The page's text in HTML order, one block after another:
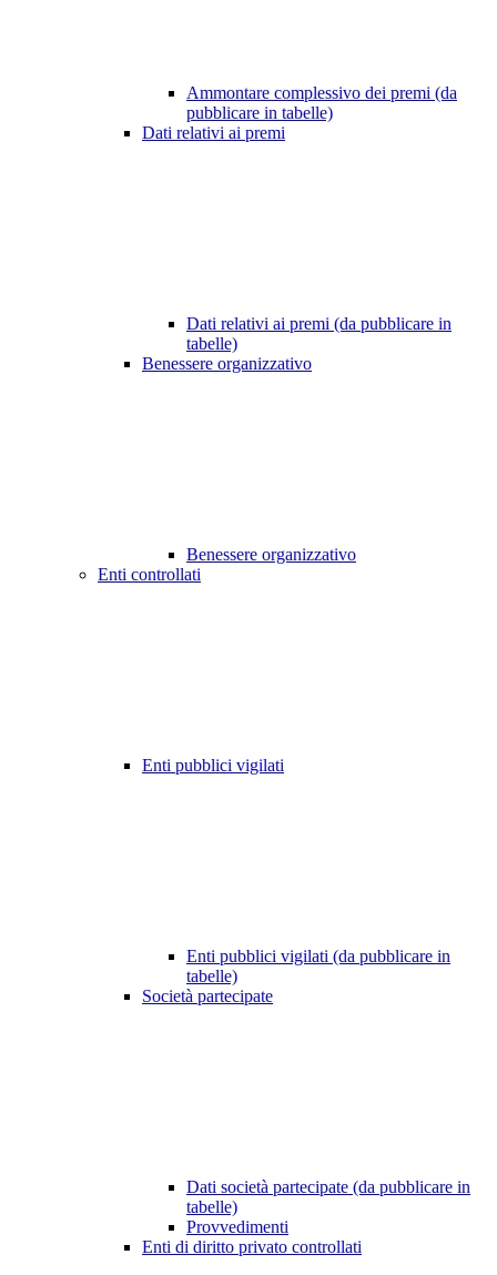
Ammontare complessivo dei premi (da
pubblicare in tabelle)
Dati relativi ai premi
Dati relativi ai premi (da pubblicare in
tabelle)
Benessere organizzativo
Benessere organizzativo
Enti controllati
Enti pubblici vigilati
Enti pubblici vigilati (da pubblicare in
tabelle)
Società partecipate
Dati società partecipate (da pubblicare in
tabelle)
Provvedimenti
Enti di diritto privato controllati